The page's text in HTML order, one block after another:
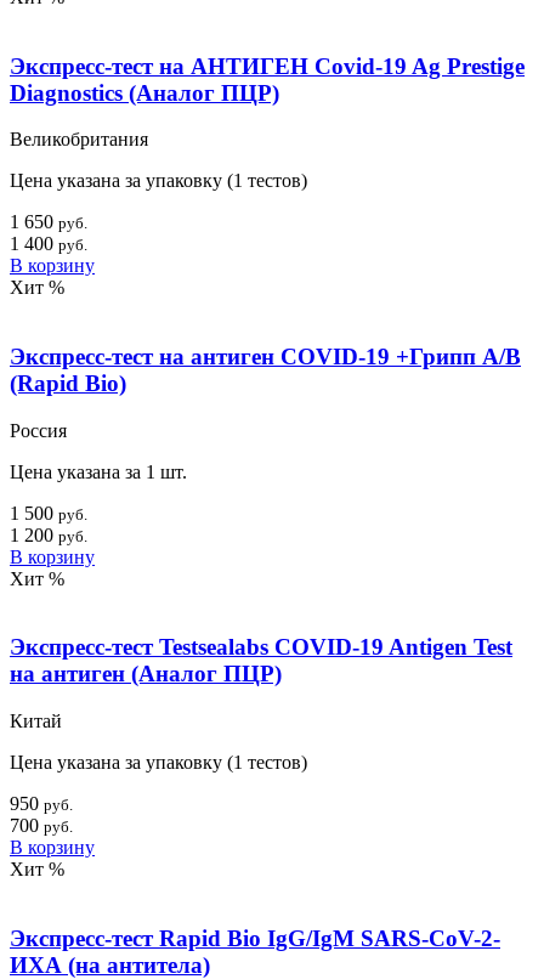
Экспресс-тест на АНТИГЕН Covid-19 Ag Prestige
Diagnostics (Аналог ПЦР)
Великобритания
Цена указана за упаковку (1 тестов)
1 650 руб.
1 400 руб.
В корзину
Хит %
Экспресс-тест на антиген COVID-19 +Грипп А/B
(Rapid Bio)
Россия
Цена указана за 1 шт.
1 500 руб.
1 200 руб.
В корзину
Хит %
Экспресс-тест Testsealabs COVID-19 Antigen Test
на антиген (Аналог ПЦР)
Китай
Цена указана за упаковку (1 тестов)
950 руб.
700 руб.
В корзину
Хит %
Экспресс-тест Rapid Bio IgG/IgM SARS-CoV-2-
ИХА (на антитела)